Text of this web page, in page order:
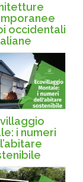
occidentali
i numeri